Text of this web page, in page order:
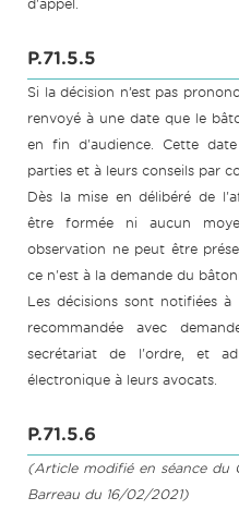
d'appel.
P.71.5.5
Si la décision n’est pas
renvoyé à une date que le
en fin d'audience. Cette
parties et à leurs conseils par
Dès la mise en délibéré de
être formée ni aucun
observation ne peut être
ce n'est à la demande du
Les décisions sont notifiées à
recommandée avec
secrétariat de l'ordre, et
électronique à leurs avocats.
P.71.5.6
(Article modifié en séance du
Barreau du 16/02/2021)